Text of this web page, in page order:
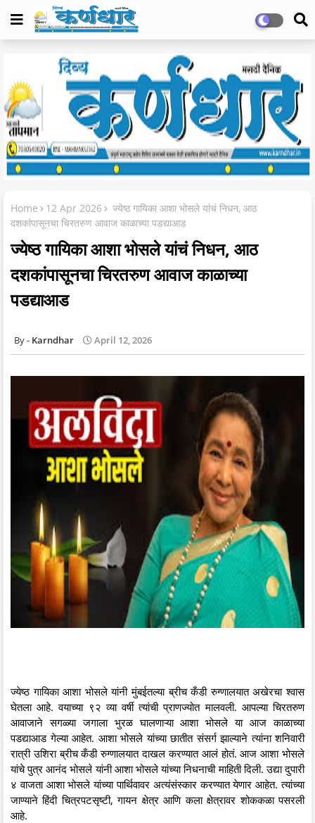
Home 12 Apr 2026
ज्येष्ठ गायिका आशा भोसले यांचं निधन, आठ
दशकांपासूनचा चिरतरुण आवाज काळाच्या पडद्याआड
ज्येष्ठ गायिका आशा भोसले यांचं निधन, आठ
दशकांपासूनचा चिरतरुण आवाज काळाच्या
पडद्याआड
Karndhar April 12, 2026
ज्येष्ठ गायिका आशा भोसले यांनी मुंबईतल्या ब्रीच कँडी रुग्णालयात अखेरचा श्वास
घेतला आहे. वयाच्या ९२ व्या वर्षी त्यांची प्राणज्योत मालवली. आपल्या चिरतरुण
आवाजाने सगळ्या जगाला भुरळ घालणाऱ्या आशा भोसले या आज काळाच्या
पडद्याआड गेल्या आहेत. आशा भोसले यांच्या छातीत संसर्ग झाल्याने त्यांना शनिवारी
रात्री उशिरा ब्रीच कँडी रुग्णालयात दाखल करण्यात आलं होतं. आज आशा भोसले
यांचे पुत्र आनंद भोसले यांनी आशा भोसले यांच्या निधनाची माहिती दिली. उद्या दुपारी
४ वाजता आशा भोसले यांच्या पार्थिवावर अत्यंसंस्कार करण्यात येणार आहेत. त्यांच्या
जाण्याने हिंदी चित्रपटसृष्टी, गायन क्षेत्र आणि कला क्षेत्रावर शोककळा पसरली
आहे.